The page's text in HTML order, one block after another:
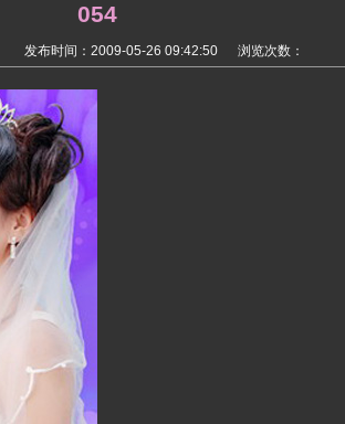
054
发布时间：2009-05-26 09:42:50 浏览次数：